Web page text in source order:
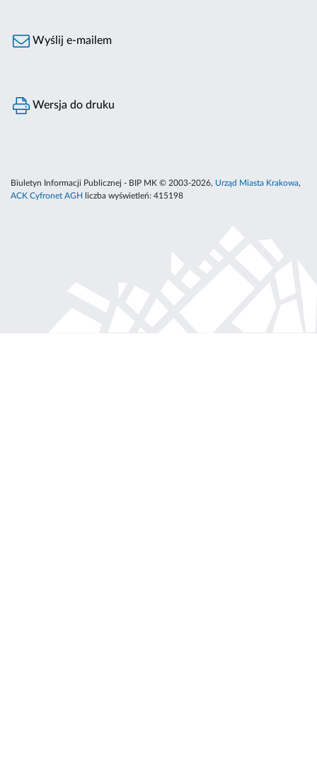
Wyślij e-mailem
Wersja do druku
Biuletyn Informacji Publicznej - BIP MK © 2003-2026, Urząd Miasta Krakowa,
ACK Cyfronet AGH
liczba wyświetleń: 415198